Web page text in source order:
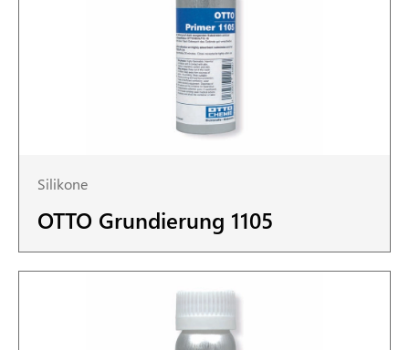
Silikone
OTTO Grundierung 1105